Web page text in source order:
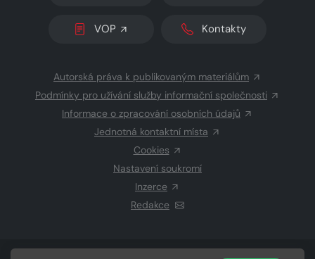
VOP Kontakty
Autorská práva k publikovaným materiálům
Podmínky pro užívání služby informační společnosti
Informace o zpracování osobních údajů
Jednotná kontaktní místa
Cookies
Nastavení soukromí
Inzerce
Redakce